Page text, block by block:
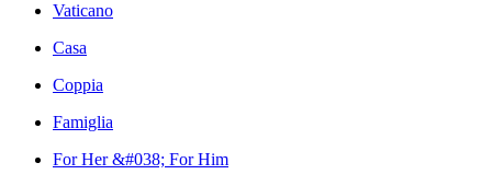
Vaticano
Casa
Coppia
Famiglia
For Her &#038; For Him